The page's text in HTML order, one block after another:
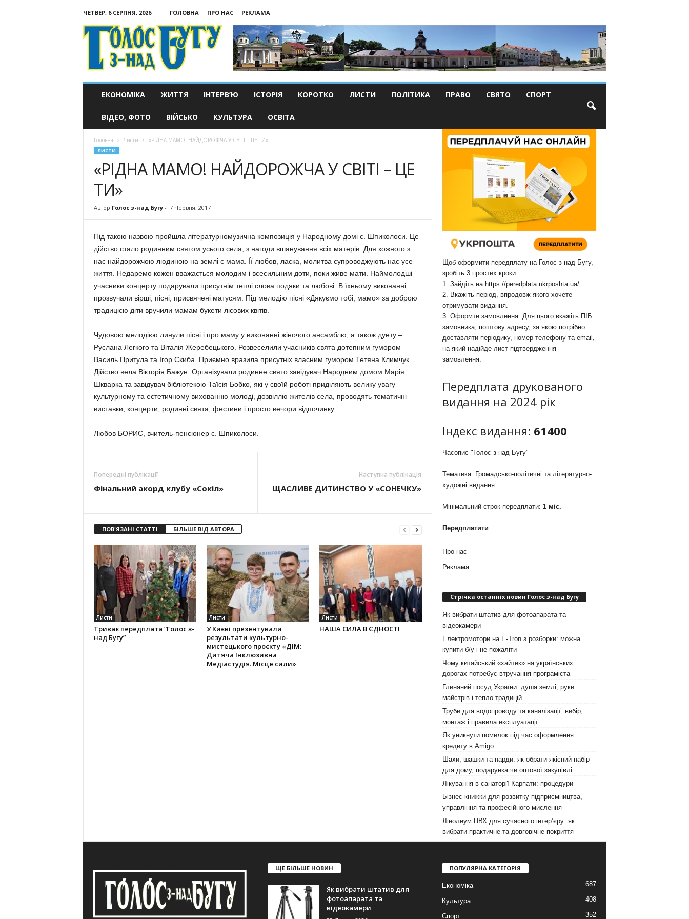
ЧЕТВЕР, 6 СЕРПНЯ, 2026 ГОЛОВНА ПРО НАС
РЕКЛАМА
Голос
з-
ЕКОНОМІКА ЖИТТЯ ІНТЕРВ’Ю ІСТОРІЯ КОРОТКО ЛИСТИ ПОЛІТИКА ПРАВО СВЯТО СПОРТ
ВІДЕО, ФОТО ВІЙСЬКО КУЛЬТУРА ОСВІТА
Головна Листи «РІДНА МАМО! НАЙДОРОЖЧА У СВІТІ – ЦЕ ТИ»
ЛИСТИ
«РІДНА МАМО! НАЙДОРОЖЧА У СВІТІ – ЦЕ
ТИ»
Автор Голос з-над Бугу- 7 Червня, 2017
Під такою назвою пройшла літературномузична композиція у Народному домі с. Шпиколоси. Це
дійство стало родинним святом усього села, з нагоди вшанування всіх матерів. Для кожного з
нас найдорожчою людиною на землі є мама. Її любов, ласка, молитва супроводжують нас усе
життя. Недаремо кожен вважається молодим і всесильним доти, поки живе мати. Наймолодші
учасники концерту подарували присутнім теплі слова подяки та любові. В їхньому виконанні
прозвучали вірші, пісні, присвячені матусям. Під мелодію пісні «Дякуємо тобі, мамо» за доброю
традицією діти вручили мамам букети лісових квітів.
Чудовою мелодією линули пісні і про маму у виконанні жіночого ансамблю, а також дуету –
Руслана Легкого та Віталія Жеребецького. Розвеселили учасників свята дотепним гумором
Василь Притула та Ігор Скиба. Приємно вразила присутніх власним гумором Тетяна Климчук.
Дійство вела Вікторія Бажун. Організували родинне свято завідувач Народним домом Марія
Шкварка та завідувач бібліотекою Таїсія Бобко, які у своїй роботі приділяють велику увагу
культурному та естетичному вихованню молоді, дозвіллю жителів села, проводять тематичні
виставки, концерти, родинні свята, фестини і просто вечори відпочинку.
Любов БОРИС, вчитель-пенсіонер с. Шпиколоси.
Попередні публікації
Фінальний акорд клубу «Сокіл»
Наступна публікація
ЩАСЛИВЕ ДИТИНСТВО У «СОНЕЧКУ»
ПОВ'ЯЗАНІ СТАТТІ БІЛЬШЕ ВІД АВТОРА
Листи
Триває передплата “Голос з-
над Бугу”
Листи
У Києві презентували
результати культурно-
мистецького проєкту «ДІМ:
Дитяча Інклюзивна
Медіастудія. Місце сили»
Листи
НАША СИЛА В ЄДНОСТІ
Щоб оформити передплату на Голос з-над Бугу,
зробіть 3 простих кроки:
1. Зайдіть на https://peredplata.ukrposhta.ua/.
2. Вкажіть період, впродовж якого хочете
отримувати видання.
3. Оформте замовлення. Для цього вкажіть ПІБ
замовника, поштову адресу, за якою потрібно
доставляти періодику, номер телефону та email,
на який надійде лист-підтвердження
замовлення.
Передплата друкованого
видання на 2024 рік
Індекс видання: 61400
Часопис "Голос з-над Бугу"
Тематика: Громадсько-політичні та літературно-
художні видання
Мінімальний строк передплати: 1 міс.
Передплатити
Про нас
Реклама
Стрічка останніх новин Голос з-над Бугу
Як вибрати штатив для фотоапарата та
відеокамери
Електромотори на E-Tron з розборки: можна
купити б/у і не пожаліти
Чому китайський «хайтек» на українських
дорогах потребує втручання програміста
Глиняний посуд України: душа землі, руки
майстрів і тепло традицій
Труби для водопроводу та каналізації: вибір,
монтаж і правила експлуатації
Як уникнути помилок під час оформлення
кредиту в Amigo
Шахи, шашки та нарди: як обрати якісний набір
для дому, подарунка чи оптової закупівлі
Лікування в санаторії Карпати: процедури
Бізнес-книжки для розвитку підприємництва,
управління та професійного мислення
Лінолеум ПВХ для сучасного інтер’єру: як
вибрати практичне та довговічне покриття
ЩЕ БІЛЬШЕ НОВИН
Як вибрати штатив для
фотоапарата та
відеокамери
ПОПУЛЯРНА КАТЕГОРІЯ
Економіка 687
Культура 408
Спорт 352